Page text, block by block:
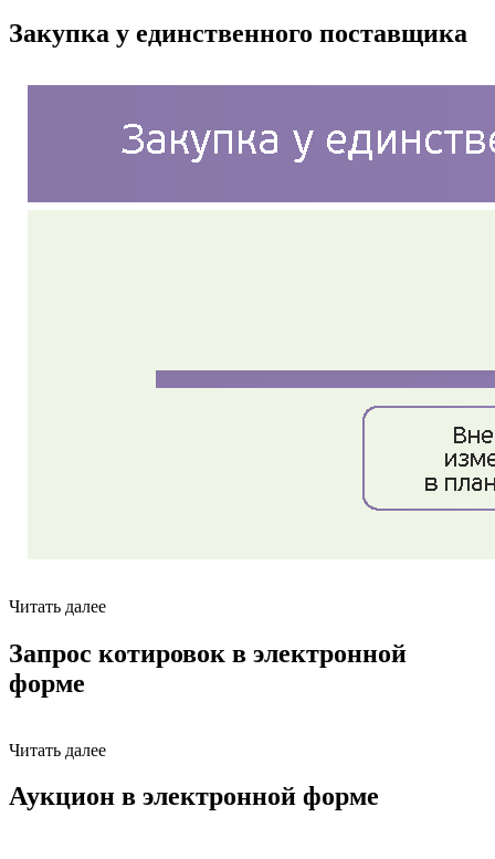
Закупка у единственного поставщика
Читать далее
Запрос котировок в электронной
форме
Читать далее
Аукцион в электронной форме